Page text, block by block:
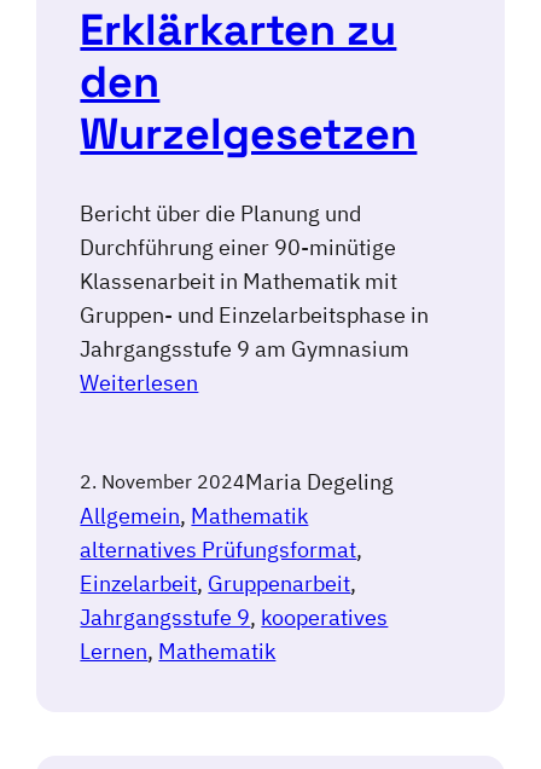
Erklärkarten zu
den
Wurzelgesetzen
Bericht über die Planung und
Durchführung einer 90-minütige
Klassenarbeit in Mathematik mit
Gruppen- und Einzelarbeitsphase in
Jahrgangsstufe 9 am Gymnasium
Weiterlesen
2. November 2024Maria Degeling
Allgemein, Mathematik
alternatives Prüfungsformat
Einzelarbeit, Gruppenarbeit
Jahrgangsstufe 9, kooperatives
Lernen, Mathematik